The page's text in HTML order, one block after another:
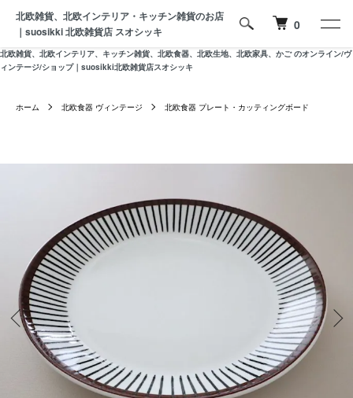
北欧雑貨、北欧インテリア、キッチン雑貨、北欧食器、北欧生地、北欧家具、かご のオンライン/ヴ
ィンテージ/ショップ｜suosikki北欧雑貨店スオシッキ
北欧雑貨、北欧インテリア・キッチン雑貨のお店
｜suosikki 北欧雑貨店 スオシッキ
0
ホーム 北欧食器 ヴィンテージ 北欧食器 プレート・カッティングボード